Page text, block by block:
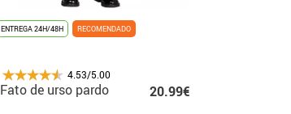
ENTREGA 24H/48H RECOMENDADO
4.53/5.00
Fato de urso pardo 20.99€